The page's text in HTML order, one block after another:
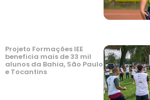
Projeto Formações IEE
beneficia mais de 33 mil
alunos da Bahia, São Paulo
e Tocantins